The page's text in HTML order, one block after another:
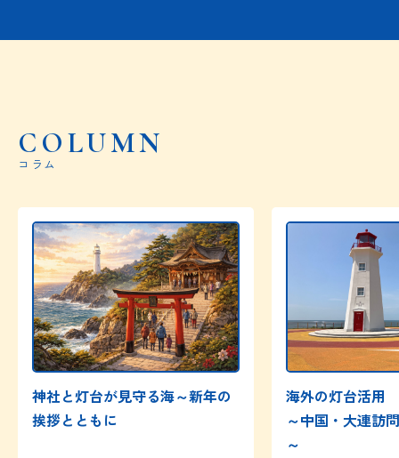
COLUMN
コラム
神社と灯台が見守る海～新年の
挨拶とともに
海外の灯台活用
～中国・大連訪
～